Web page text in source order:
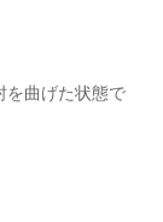
を曲げた状態で